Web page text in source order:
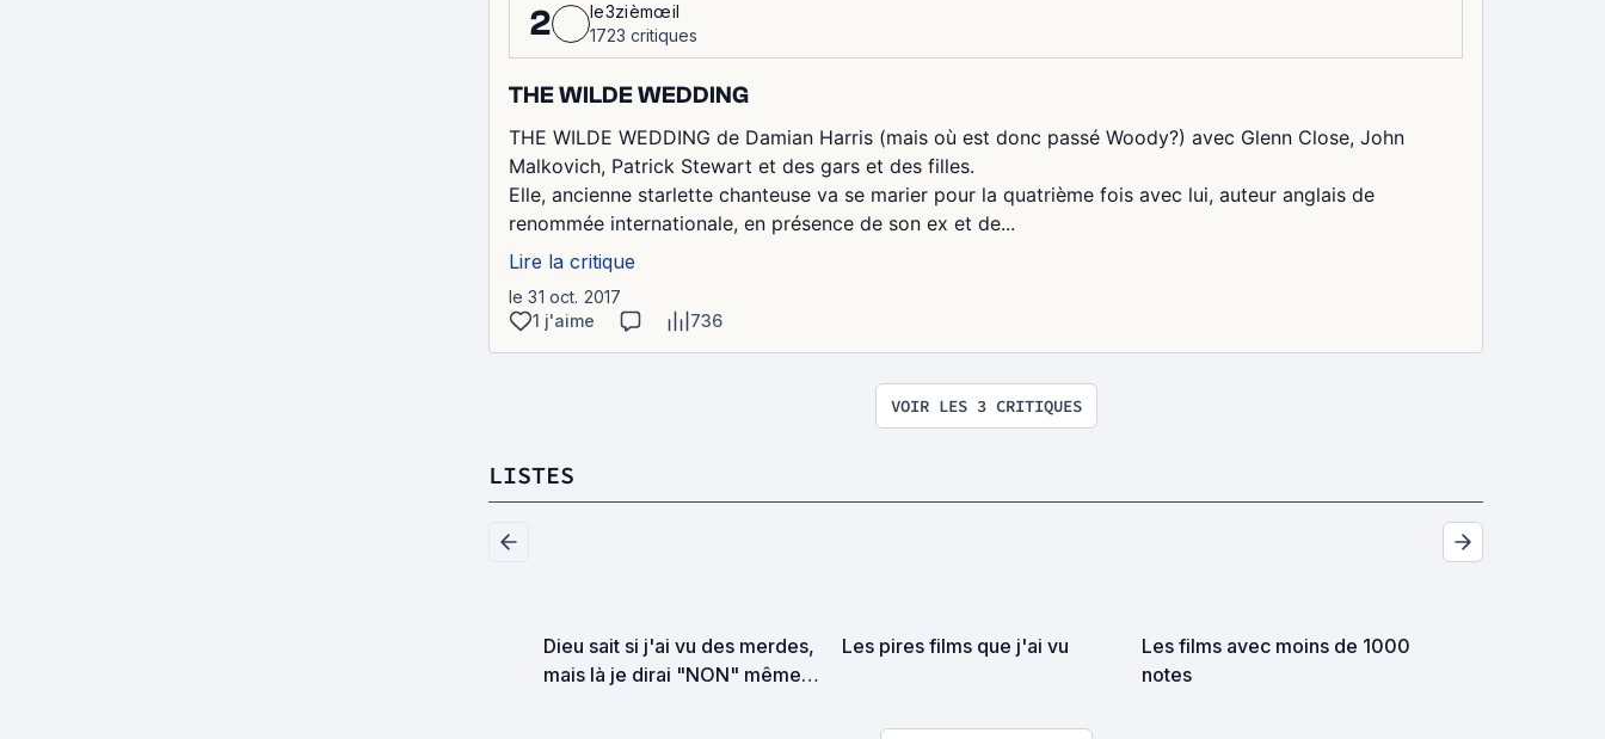
2
le3zièmœil
1723 critiques
THE WILDE WEDDING
THE WILDE WEDDING de Damian Harris (mais où est donc passé Woody?) avec Glenn Close, John
Malkovich, Patrick Stewart et des gars et des filles.
Elle, ancienne starlette chanteuse va se marier pour la quatrième fois avec lui, auteur anglais de
renommée internationale, en présence de son ex et de...
Lire la critique
le 31 oct. 2017
1 j'aime
736
VOIR LES 3 CRITIQUES
LISTES
Dieu sait si j'ai vu des merdes,
mais là je dirai "NON" même
Les pires films que j'ai vu
Les films avec moins de 1000
notes